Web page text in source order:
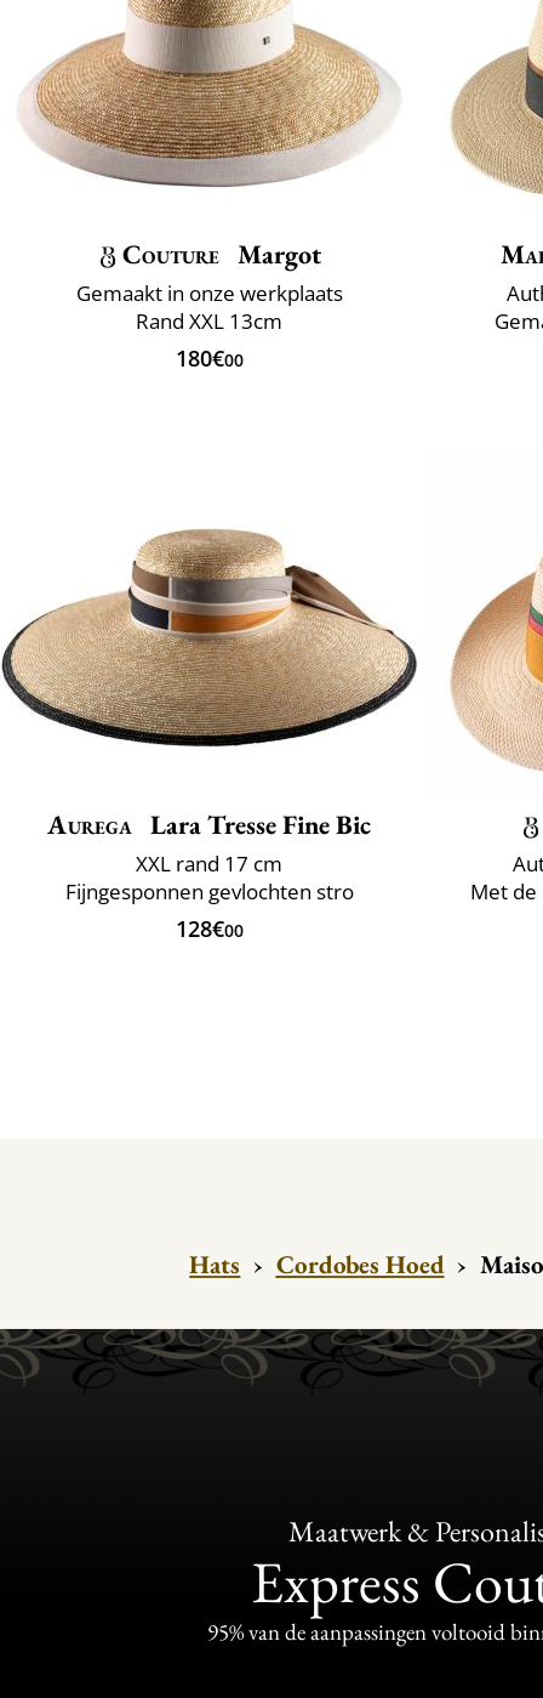
Couture Margot
Gemaakt in onze werkplaats
Rand XXL 13cm
180€00
Aurega Lara Tresse Fine Bic
XXL rand 17 cm
Fijngesponnen gevlochten stro
128€00
Met de
Hats › Cordobes Hoed ›
Maatwerk &
Express
95% van de aanpassingen voltooid